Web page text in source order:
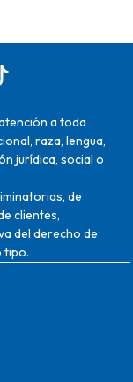
a toda
raza, lengua,
jurídica, social o
de
clientes,
del derecho de
tipo.